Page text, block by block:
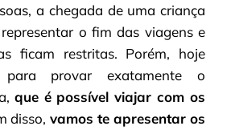
a chegada de uma criança
o fim das viagens e
ficam restritas. Porém, hoje
provar exatamente o
que é possível viajar com os
disso, vamos te apresentar os